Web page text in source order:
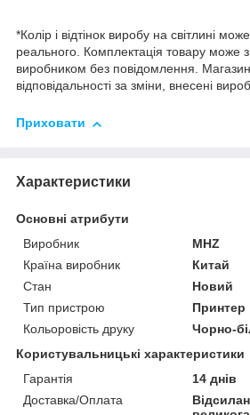
*Колір і відтінок виробу на світлині
реального. Комплектація товару може
виробником без повідомлення.
відповідальності за зміни, внесені
Приховати
Характеристики
Основні атрибути
Виробник
MHZ
Країна виробник
Китай
Стан
Новий
Тип пристрою
Принтер
Кольоровість друку
Чорно-
Користувальницькі характеристики
Гарантія
14 днів
Доставка/Оплата